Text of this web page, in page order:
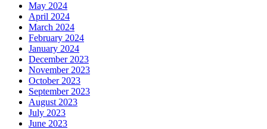
May 2024
April 2024
March 2024
February 2024
January 2024
December 2023
November 2023
October 2023
September 2023
August 2023
July 2023
June 2023